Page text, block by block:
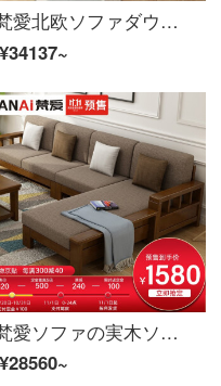
梵愛北欧ソファダウンジャケットソファラテックスソファは、木製フレームのソファを分解して洗うことができます。現代簡単なリビングルーム家具【ラテックス版】ダブルビット+シングルビット+貴妃位+ダブル手すりシングルカラーの備考
¥34137~
梵愛ソファの実木ソファ全実木布芸ソファ現代簡単な中国式の組み合わせラテックスソファのリビングルームの家具標準版（木のフレーム+スポンジシートのバッグ）4人位+貴妃位+茶何
¥28560~